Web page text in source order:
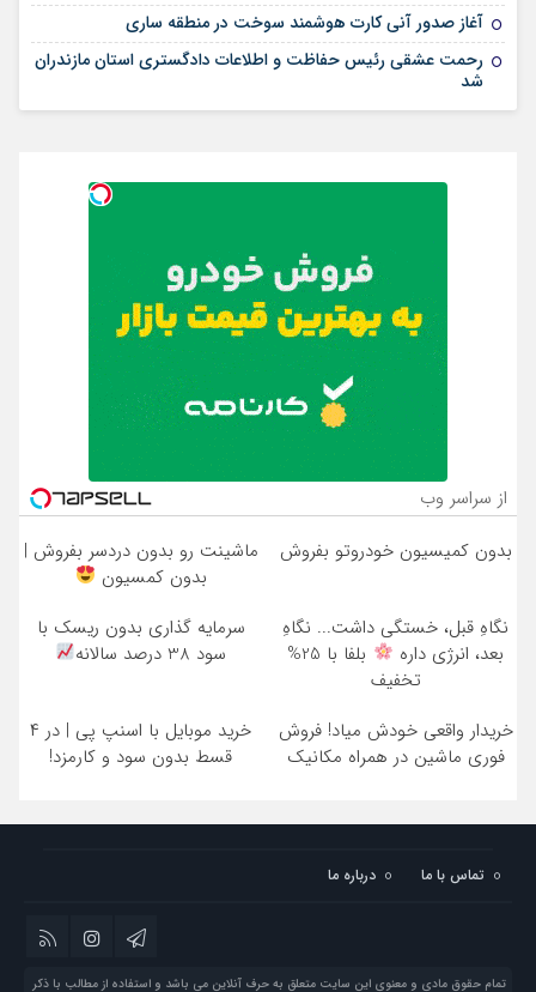
آغاز صدور آنی کارت هوشمند سوخت در منطقه ساری
رحمت عشقی رئیس حفاظت و اطلاعات دادگستری استان مازندران
شد
از سراسر وب
بدون کمیسیون خودروتو بفروش
ماشینت رو بدون دردسر بفروش |
بدون کمسیون
نگاهِ قبل، خستگی داشت... نگاهِ
بعد، انرژی داره
بلفا با 25%
تخفیف
سرمایه گذاری بدون ریسک با
سود 38 درصد سالانه
خریدار واقعی خودش میاد! فروش
فوری ماشین در همراه مکانیک
خرید موبایل با اسنپ پی | در ۴
قسط بدون سود و کارمزد!
تماس با ما درباره ما
تمام حقوق مادی و معنوی این سایت متعلق به حرف آنلاین می باشد و استفاده از مطالب با ذکر